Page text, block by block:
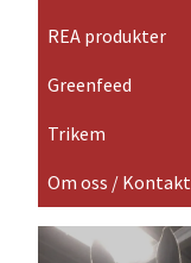
REA produkter
Greenfeed
Trikem
Om oss / Kontakt